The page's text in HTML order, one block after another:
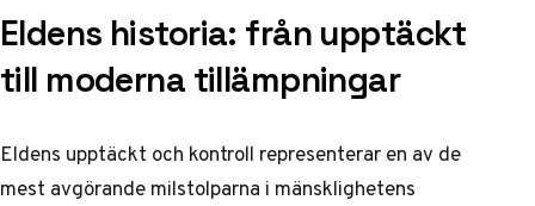
Eldens historia: från upptäckt
till moderna tillämpningar
Eldens upptäckt och kontroll representerar en av de
mest avgörande milstolparna i mänsklighetens